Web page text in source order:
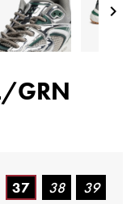

GRN
37 38 39